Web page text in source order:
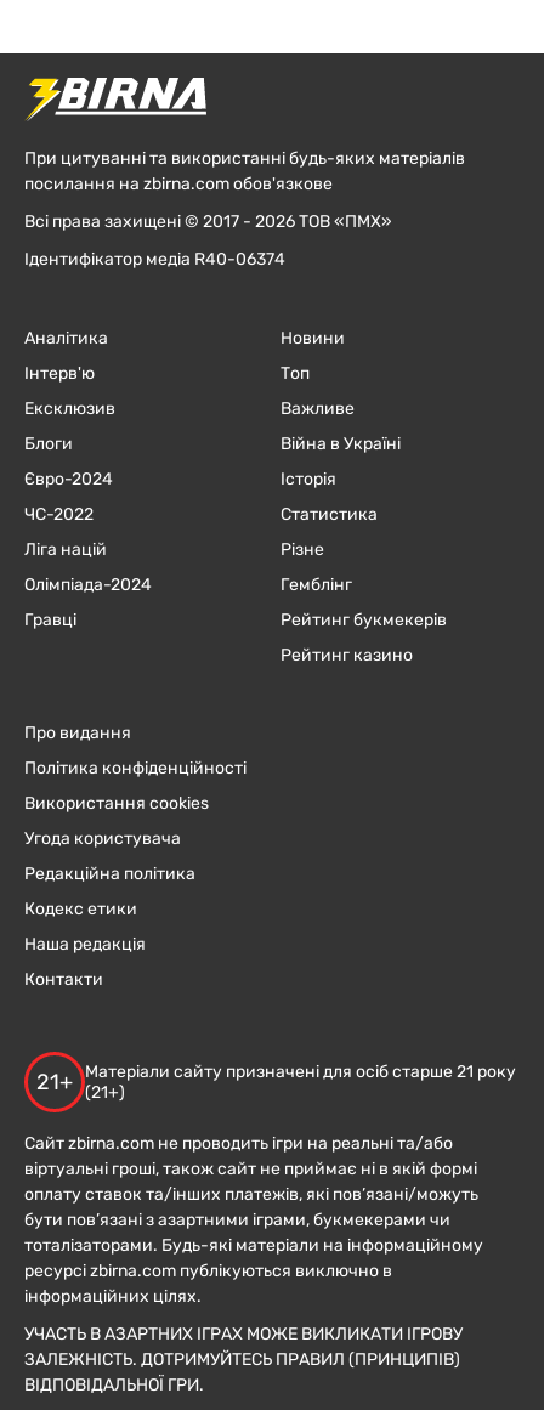
При цитуванні та використанні будь-яких матеріалів
посилання на zbirna.com обов'язкове
Всі права захищені © 2017 - 2026 ТОВ «ПМХ»
Ідентифікатор медіа R40-06374
Аналітика
Інтерв'ю
Ексклюзив
Блоги
Євро-2024
ЧC-2022
Ліга націй
Олімпіада-2024
Гравці
Новини
Топ
Важливе
Війна в Україні
Історія
Статистика
Різне
Гемблінг
Рейтинг букмекерів
Рейтинг казино
Про видання
Політика конфіденційності
Використання cookies
Угода користувача
Редакційна політика
Кодекс етики
Наша редакція
Контакти
21+
Матеріали сайту призначені для осіб старше 21 року
(21+)
Сайт zbirna.com не проводить ігри на реальні та/або
віртуальні гроші, також сайт не приймає ні в якій формі
оплату ставок та/інших платежів, які пов’язані/можуть
бути пов’язані з азартними іграми, букмекерами чи
тоталізаторами. Будь-які матеріали на інформаційному
ресурсі zbirna.com публікуються виключно в
інформаційних цілях.
УЧАСТЬ В АЗАРТНИХ ІГРАХ МОЖЕ ВИКЛИКАТИ ІГРОВУ
ЗАЛЕЖНІСТЬ. ДОТРИМУЙТЕСЬ ПРАВИЛ (ПРИНЦИПІВ)
ВІДПОВІДАЛЬНОЇ ГРИ.